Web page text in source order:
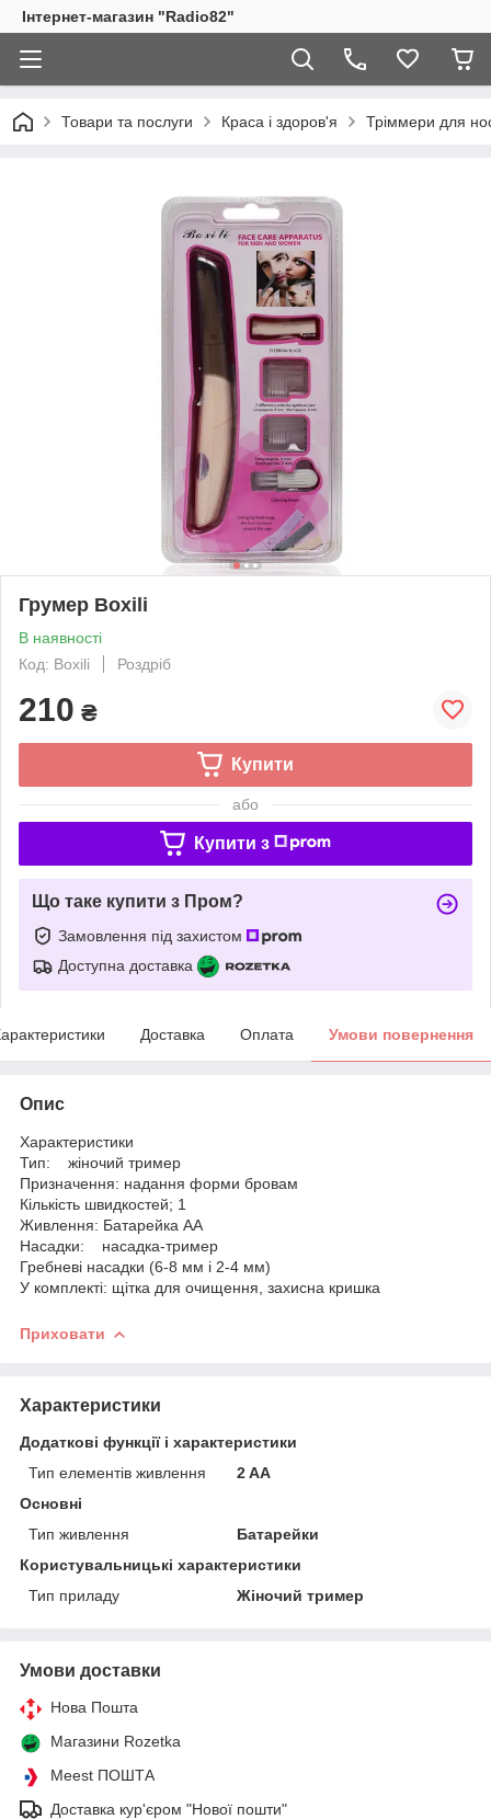
Інтернет-магазин "Radio82"
Товари та послуги Краса і здоров'я Тріммери для
Грумер Boxili
В наявності
Код: Boxili
Роздріб
210 ₴
Купити
або
Купити з
Що таке купити з Пром?
Замовлення під захистом
Доступна доставка
Доставка Оплата Умови повернення
Опис
Характеристики
Тип: жіночий тример
Призначення: надання форми бровам
Кількість швидкостей; 1
Живлення: Батарейка АА
Насадки: насадка-тример
Гребневі насадки (6-8 мм і 2-4 мм)
У комплекті: щітка для очищення, захисна кришка
Приховати
Характеристики
Додаткові функції і характеристики
Тип елементів живлення
2 AA
Основні
Тип живлення
Батарейки
Користувальницькі характеристики
Тип приладу
Жіночий тример
Умови доставки
Нова Пошта
Магазини Rozetka
Meest ПОШТА
Доставка кур'єром "Нової пошти"